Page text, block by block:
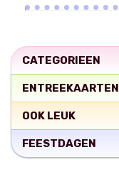
CATEGORIEEN
ENTREEKAARTEN
OOK LEUK
FEESTDAGEN